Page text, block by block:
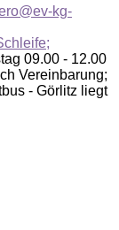
kg-
09.00 - 12.00
Vereinbarung;
- Görlitz liegt